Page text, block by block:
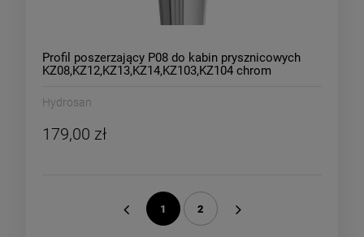
Profil poszerzający P08 do kabin prysznicowych
KZ08,KZ12,KZ13,KZ14,KZ103,KZ104 chrom
Hydrosan
179,00 zł
1 2